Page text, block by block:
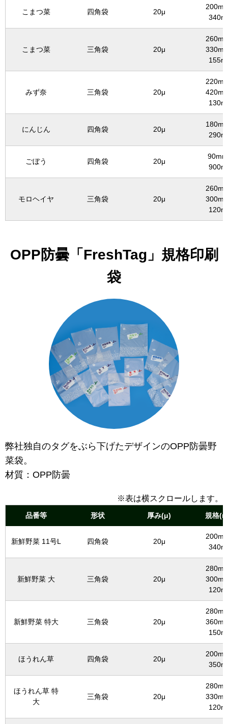
こまつ菜 四角袋 20μ
こまつ菜 三角袋 20μ
みず奈 三角袋 20μ
にんじん 四角袋 20μ
ごぼう 四角袋 20μ
モロヘイヤ 三角袋 20μ
OPP防曇「FreshTag」規格印刷
袋
弊社独自のタグをぶら下げたデザインのOPP防曇野
菜袋。
材質：OPP防曇
※表は横スクロールします。
品番等 形状 厚み(μ) 規格
新鮮野菜 11号L 四角袋 20μ
新鮮野菜 大 三角袋 20μ
新鮮野菜 特大 三角袋 20μ
ほうれん草 四角袋 20μ
ほうれん草 特
大
三角袋 20μ